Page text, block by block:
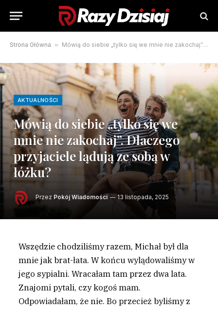
Strona Główna » Mówią do siebie „tylko się we mnie nie zakochaj”. Dlaczego przyjaciele lądują ze sobą w łóżku?
AKTUALNOŚCI
Mówią do siebie „tylko się we
mnie nie zakochaj”. Dlaczego
przyjaciele lądują ze sobą w
łóżku?
Przez Pokój Wiadomości 13 listopada, 2025
Wszędzie chodziliśmy razem, Michał był dla
mnie jak brat-łata. W końcu wylądowaliśmy w
jego sypialni. Wracałam tam przez dwa lata.
Znajomi pytali, czy kogoś mam.
Odpowiadałam, że nie. Bo przecież byliśmy z